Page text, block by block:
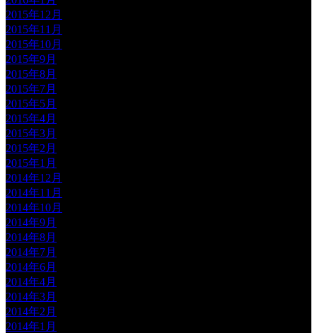
2015年12月
2015年11月
2015年10月
2015年9月
2015年8月
2015年7月
2015年5月
2015年4月
2015年3月
2015年2月
2015年1月
2014年12月
2014年11月
2014年10月
2014年9月
2014年8月
2014年7月
2014年6月
2014年4月
2014年3月
2014年2月
2014年1月